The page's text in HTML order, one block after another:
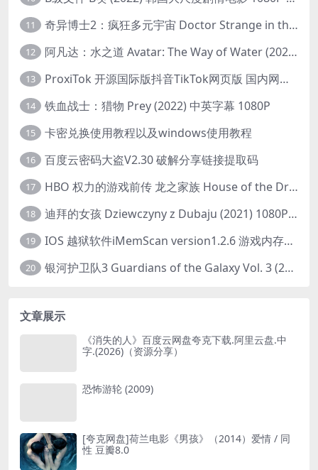
11 奇异博士2：疯狂多元宇宙 Doctor Strange in the Multiverse of Madness (2022) 高清版1080p
12 阿凡达：水之道 Avatar: The Way of Water (2022) 1080p 2k 4k 中文字幕
13 ProxiTok 开源国际版抖音TikTok网页版 国内网络直连
14 铁血战士：猎物 Prey (2022) 中英字幕 1080P
15 卡密兑换使用教程以及windows使用教程
16 百度云密码大盗V2.30 破解分享链接提取码
17 HBO 权力的游戏前传 龙之家族 House of the Dragon (2022) 中字 1080P 更新4集
18 迪拜的女孩 Dziewczyny z Dubaju (2021) 1080P 中字
19 IOS 越狱软件iMemScan version1.2.6 游戏内存修改器
20 银河护卫队3 Guardians of the Galaxy Vol. 3 (2023)4K高清资源1080p只分享精品
文章展示
《消失的人》百度云网盘夸克下载.阿里云盘.中
字.(2026)（资源分享）
恐怖游轮 (2009)
[夸克网盘]荷兰电影《男孩》（2014）爱情 / 同
性 豆瓣8.0